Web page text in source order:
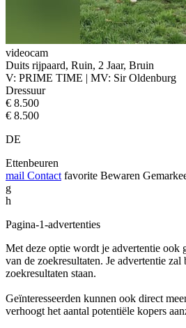
videocam
Duits rijpaard, Ruin, 2 Jaar, Bruin
V: PRIME TIME | MV: Sir Oldenburg
Dressuur
€ 8.500
€ 8.500
DE
Ettenbeuren
mail Contact favorite Bewaren
g
h
Pagina-1-advertenties
Met deze optie wordt je advertentie ook
van de zoekresultaten. Je advertentie zal
zoekresultaten staan.
Geïnteresseerden kunnen ook direct
verhoogt het aantal potentiële kopers